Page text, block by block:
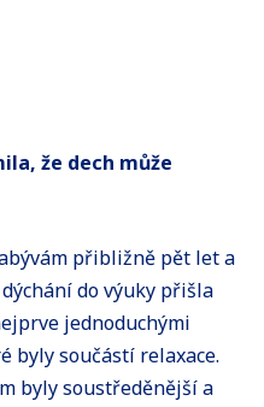
že dech může
přibližně pět let a
do výuky přišla
jednoduchými
byly součástí relaxace.
byly soustředěnější a